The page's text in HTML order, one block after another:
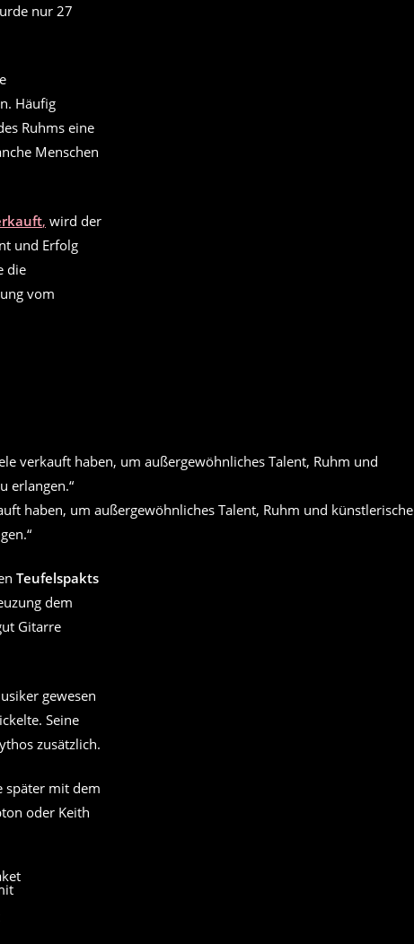
nur 27
Häufig
Ruhms eine
Menschen
, wird der
und Erfolg
die
vom
haben, um außergewöhnliches Talent, Ruhm und künstlerische
Teufelspakts
dem
Gitarre
gewesen
Seine
zusätzlich.
später mit dem
oder Keith